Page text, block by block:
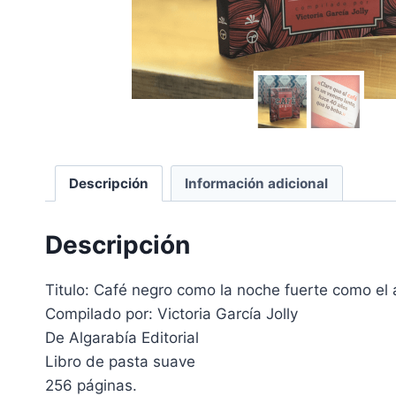
Descripción Información adicional
Descripción
Titulo: Café negro como la noche fuerte como el
Compilado por: Victoria García Jolly
De Algarabía Editorial
Libro de pasta suave
256 páginas.